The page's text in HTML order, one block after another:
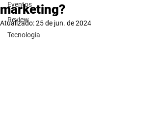
Eventos
Review
Tecnologia
marketing?
Atualizado:25 de jun. de 2024